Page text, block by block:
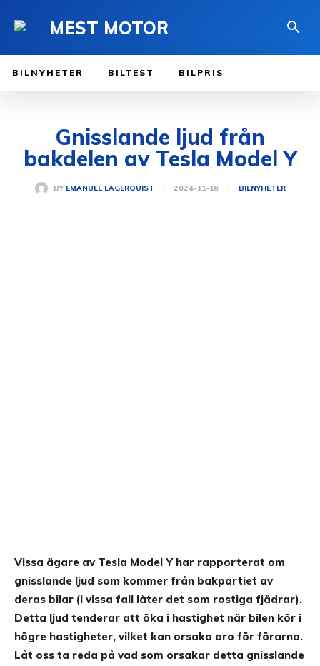
MEST MOTOR
BILNYHETER BILTEST BILPRIS
Gnisslande ljud från
bakdelen av Tesla Model Y
BY EMANUEL LAGERQUIST 2024-11-16 BILNYHETER
Vissa ägare av Tesla Model Y har rapporterat om
gnisslande ljud som kommer från bakpartiet av
deras bilar (i vissa fall låter det som rostiga fjädrar).
Detta ljud tenderar att öka i hastighet när bilen kör i
högre hastigheter, vilket kan orsaka oro för förarna.
Låt oss ta reda på vad som orsakar detta gnisslande